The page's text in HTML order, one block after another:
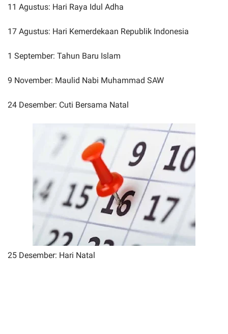
11 Agustus: Hari Raya Idul Adha
17 Agustus: Hari Kemerdekaan Republik Indonesia
1 September: Tahun Baru Islam
9 November: Maulid Nabi Muhammad SAW
24 Desember: Cuti Bersama Natal
25 Desember: Hari Natal